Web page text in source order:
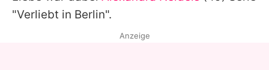
"Verliebt in Berlin".
Anzeige